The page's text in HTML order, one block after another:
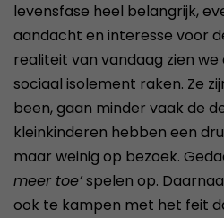
levensfase heel belangrijk,
aandacht en interesse voor
realiteit van vandaag zien
sociaal isolement raken. Ze
been, gaan minder vaak de
kleinkinderen hebben een
maar weinig op bezoek.
meer toe’spelen op.
ook te kampen met het feit